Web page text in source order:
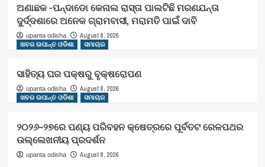
ଅଣାଛକ -ପନ୍ଦାଡୋ କେନାଲ ରାସ୍ତା ପାଲଟିଛି ମରଣଯନ୍ତା
ଦୁର୍ଦ୍ଦଶାରେ ଅନେକ ଗ୍ରାମବାସୀ, ମରାମତି ପାଇଁ ଦାବି
upanta odisha
August 8, 2026
ଖବର ଉପାନ୍ତ ଓଡିଶା
ସମାଚାର
ସାହିତ୍ୟ ଘର ପକ୍ଷରୁ ବୃକ୍ଷରୋପଣ
upanta odisha
August 8, 2026
ଖବର ଉପାନ୍ତ ଓଡିଶା
ସମାଚାର
୨୦୨୬–୨୭ରେ ପଣ୍ୟ ପରିବହନ କ୍ଷେତ୍ରରେ ପୂର୍ବତଟ ରେଳପଥର
ଉଲ୍ଲେଖନୀୟ ପ୍ରଦର୍ଶନ
upanta odisha August 8, 2026